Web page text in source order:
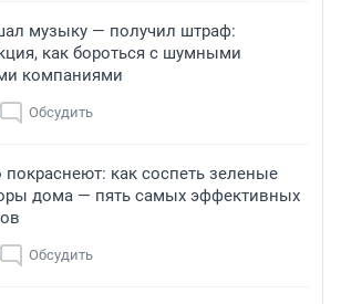
музыку — получил штраф:
как бороться с шумными
компаниями
Обсудить
покраснеют: как соспеть зеленые
дома — пять самых эффективных
Обсудить